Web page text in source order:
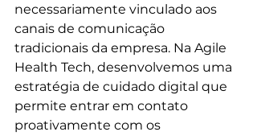
necessariamente vinculado aos
canais de comunicação
tradicionais da empresa. Na Agile
Health Tech, desenvolvemos uma
estratégia de cuidado digital que
permite entrar em contato
proativamente com os